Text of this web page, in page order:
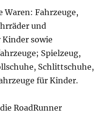
Waren: Fahrzeuge,
und
sowie
Spielzeug,
Schlittschuhe,
für Kinder.
RoadRunner